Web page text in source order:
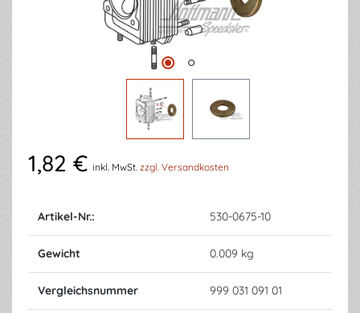
1,82 € inkl. MwSt. zzgl. Versandkosten
Artikel-Nr.: 530-0675-10
Gewicht 0.009 kg
Vergleichsnummer 999 031 091 01